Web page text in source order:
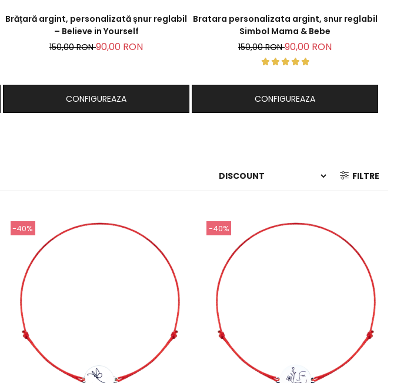
Brățară argint, personalizată șnur reglabil
– Believe in Yourself
150,00 RON90,00 RON
CONFIGUREAZA
Bratara personalizata argint, snur reglabil
Simbol Mama & Bebe
150,00 RON90,00 RON
CONFIGUREAZA
FILTRE
-40% -40%